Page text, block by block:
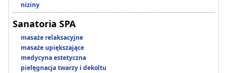
niziny
Sanatoria SPA
masaże relaksacyjne
masaże upiększające
medycyna estetyczna
pielęgnacja twarzy i dekoltu